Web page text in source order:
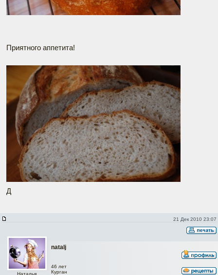
Приятного аппетита!
Д
21 Дек 2010 23:07
natalj
Наталья
46 лет
Курган